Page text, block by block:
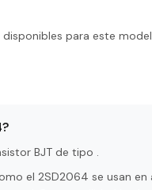
para este
BJT de tipo .
el 2SD2064 se usan